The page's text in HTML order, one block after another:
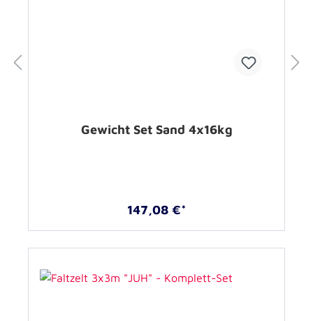
Gewicht Set Sand 4x16kg
147,08 €*